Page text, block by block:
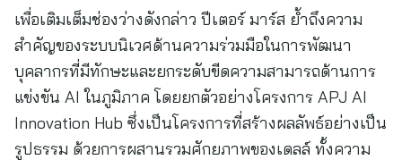
เพื่อเติมเต็มช่องว่างดังกล่าว ปีเตอร์ มาร์ส ย้ำถึงความ
สำคัญของระบบนิเวศด้านความร่วมมือในการพัฒนา
บุคลากรที่มีทักษะและยกระดับขีดความสามารถด้านการ
แข่งขัน AI ในภูมิภาค โดยยกตัวอย่างโครงการ APJ AI
Innovation Hub ซึ่งเป็นโครงการที่สร้างผลลัพธ์อย่างเป็น
รูปธรรม ด้วยการผสานรวมศักยภาพของเดลล์ ทั้งความ